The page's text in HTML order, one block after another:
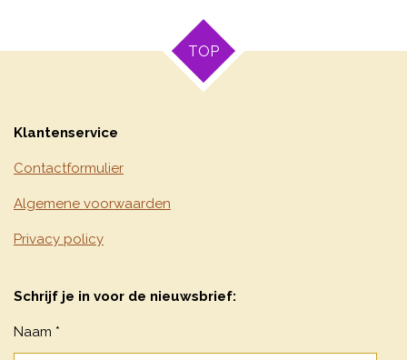
TOP
Klantenservice
Contactformulier
Algemene voorwaarden
Privacy policy
Schrijf je in voor de nieuwsbrief:
Naam *